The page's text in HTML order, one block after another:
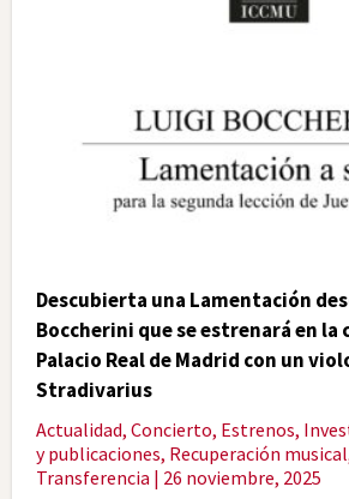
Descubierta una Lamentación
Boccherini que se estrenará en la
Palacio Real de Madrid con un
Stradivarius
Actualidad, Concierto, Estrenos,
y publicaciones, Recuperación musical
Transferencia | 26 noviembre, 2025